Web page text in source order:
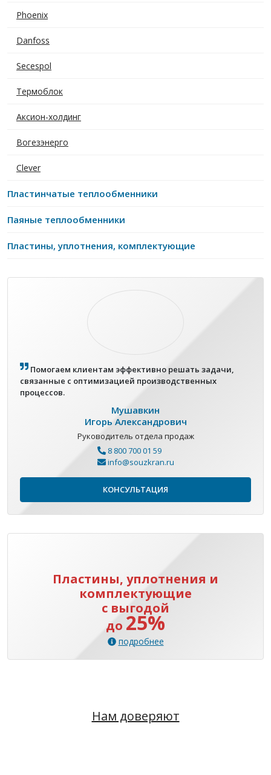
Phoenix
Danfoss
Secespol
Термоблок
Аксион-холдинг
Вогезэнерго
Clever
Пластинчатые теплообменники
Паяные теплообменники
Пластины, уплотнения, комплектующие
Помогаем клиентам эффективно решать задачи,
связанные с оптимизацией производственных
процессов.
Мушавкин
Игорь Александрович
Руководитель отдела продаж
8 800 700 01 59
info@souzkran.ru
КОНСУЛЬТАЦИЯ
Пластины, уплотнения и
комплектующие
с выгодой
до 25%
подробнее
Нам доверяют